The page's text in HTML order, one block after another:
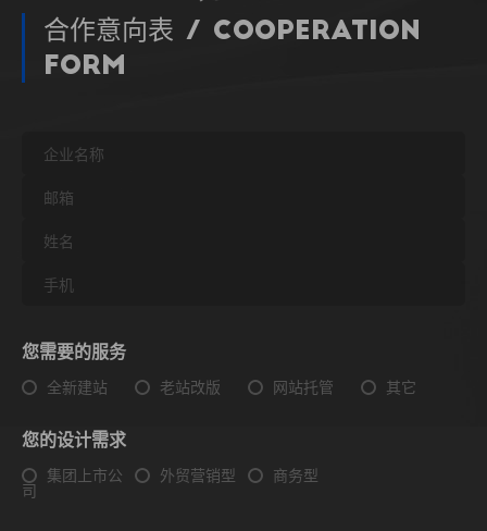
合作意向表 / Cooperation
Form
您需要的服务
全新建站 老站改版 网站托管 其它
您的设计需求
集团上市公
司
外贸营销型 商务型